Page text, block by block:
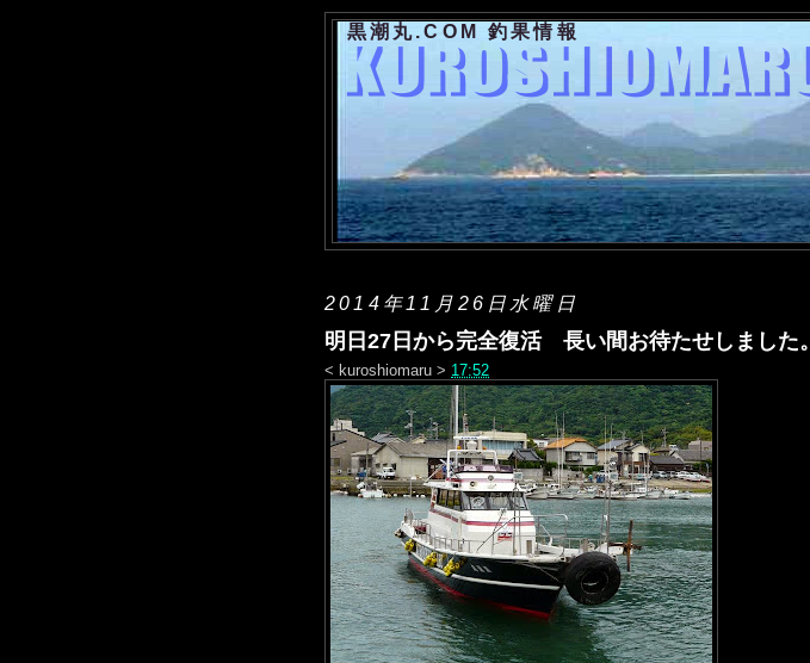
黒潮丸.COM 釣果情報
2014年11月26日水曜日
明日27日から完全復活 長い間お待たせしました。
< kuroshiomaru > 17:52